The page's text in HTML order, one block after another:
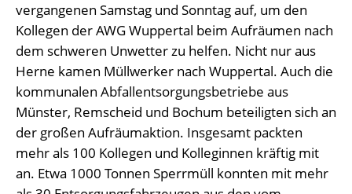
vergangenen Samstag und Sonntag auf, um den
Kollegen der AWG Wuppertal beim Aufräumen nach
dem schweren Unwetter zu helfen. Nicht nur aus
Herne kamen Müllwerker nach Wuppertal. Auch die
kommunalen Abfallentsorgungsbetriebe aus
Münster, Remscheid und Bochum beteiligten sich an
der großen Aufräumaktion. Insgesamt packten
mehr als 100 Kollegen und Kolleginnen kräftig mit
an. Etwa 1000 Tonnen Sperrmüll konnten mit mehr